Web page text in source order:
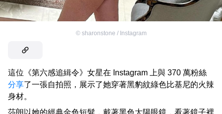
© sharonstone / Instagram
這位《第六感追緝令》女星在 Instagram 上與 370 萬粉絲
分享了一張自拍照，展示了她穿著黑豹紋綠色比基尼的火辣
身材。
莎朗以她的經典金色短髮，戴著黑色太陽眼鏡，看著鏡子裡